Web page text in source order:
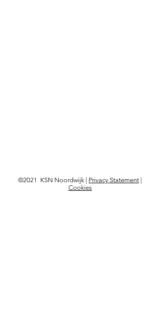
©2021 KSN Noordwijk | Privacy Statement
Cookies